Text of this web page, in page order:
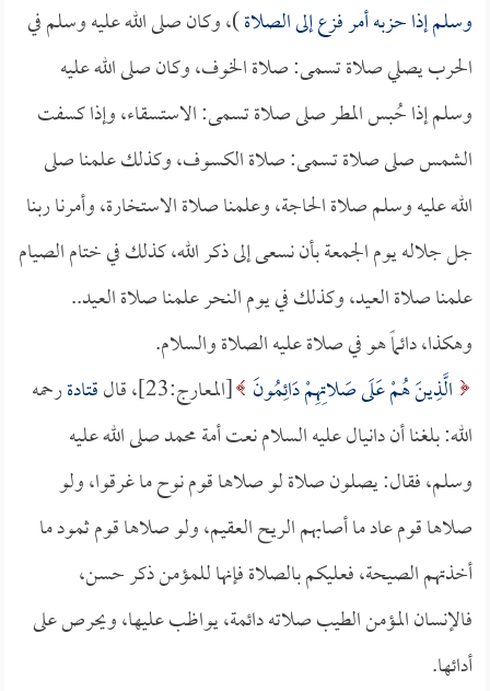
وسلم إذا حزبه أمر فزع إلى الصلاة)، وكان صلى الله عليه وسلم في
الحرب يصلي صلاة تسمى: صلاة الخوف، وكان صلى الله عليه
وسلم إذا حُبس المطر صلى صلاة تسمى: الاستسقاء، وإذا كسفت
الشمس صلى صلاة تسمى: صلاة الكسوف، وكذلك علمنا صلى
الله عليه وسلم صلاة الحاجة، وعلمنا صلاة الاستخارة، وأمرنا ربنا
جل جلاله يوم الجمعة بأن نسعى إلى ذكر الله، كذلك في ختام الصيام
علمنا صلاة العيد، وكذلك في يوم النحر علمنا صلاة العيد..
وهكذا، دائماً هو في صلاة عليه الصلاة والسلام.
الَّذِينَ هُمْ عَلَى صَلاتِهِمْ دَائِمُونَ [المعارج:23]، قال قتادةرحمه
الله: بلغنا أن دانيال عليه السلام نعت أمة محمد صلى الله عليه
وسلم، فقال: يصلون صلاة لو صلاها قوم نوح ما غرقوا، ولو
صلاها قوم عاد ما أصابهم الريح العقيم، ولو صلاها قوم ثمود ما
أخذتهم الصيحة، فعليكم بالصلاة فإنها للمؤمن ذكر حسن،
فالإنسان المؤمن الطيب صلاته دائمة، يواظب عليها، ويحرص على
أدائها.